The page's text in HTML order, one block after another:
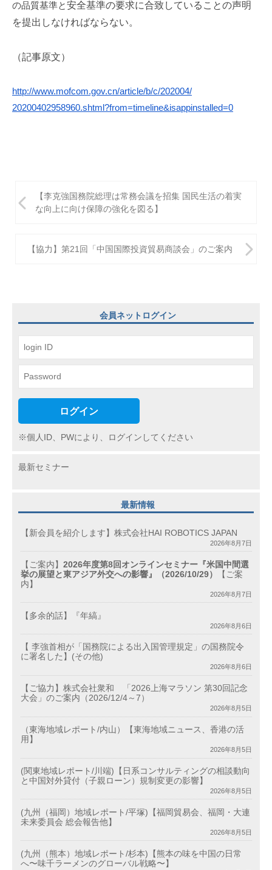
の品質基準と安全基準の要求に合致していることの声明
を提出しなければならない。
（記事原文）
http://www.mofcom.gov.cn/article/b/c/202004/
20200402958960.shtml?from=timeline&isappinstalled=0
稿
ン
【李克強国務院総理は常務会議を招集 国民生活の着実
な向上に向け保障の強化を図る】
【協力】第21回「中国国際投資貿易商談会」のご案内
会員ネットログイン
ログイン
※個人ID、PWにより、ログインしてください
最新セミナー
最新情報
【新会員を紹介します】株式会社HAI ROBOTICS JAPAN
2026年8月7日
【ご案内】 2026年度第8回オンラインセミナー『米国中間選
挙の展望と東アジア外交への影響』（2026/10/29）
【ご案
内】
2026年8月7日
【多余的話】『年縞』
2026年8月6日
【 李強首相が「国務院による出入国管理規定」の国務院令
に署名した】(その他)
2026年8月6日
【ご協力】株式会社衆和 「2026上海マラソン 第30回記念
大会」のご案内（2026/12/4～7）
2026年8月5日
（東海地域レポート/内山）【東海地域ニュース、香港の活
用】
2026年8月5日
(関東地域レポート/川端)【日系コンサルティングの相談動向
と中国対外貸付（子親ローン）規制変更の影響】
2026年8月5日
(九州（福岡）地域レポート/平塚)【福岡貿易会、福岡・大連
未来委員会 総会報告他】
2026年8月5日
(九州（熊本）地域レポート/杉本)【熊本の味を中国の日常
へ〜味千ラーメンのグローバル戦略〜】